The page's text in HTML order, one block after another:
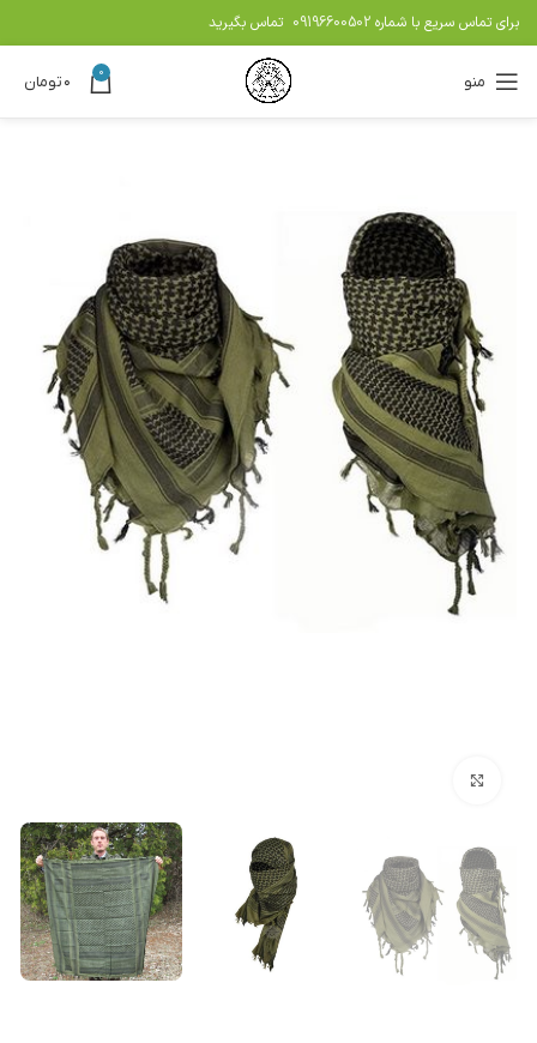
برای تماس سریع با شماره 09196600502 تماس بگیرید
منو 0 ۰تومان